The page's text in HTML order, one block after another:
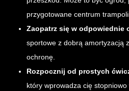
przygotowane centrum
Zaopatrz się w odpowiednie
sportowe z dobrą amortyzacją
ochronę.
Rozpocznij od prostych
który wprowadza cię